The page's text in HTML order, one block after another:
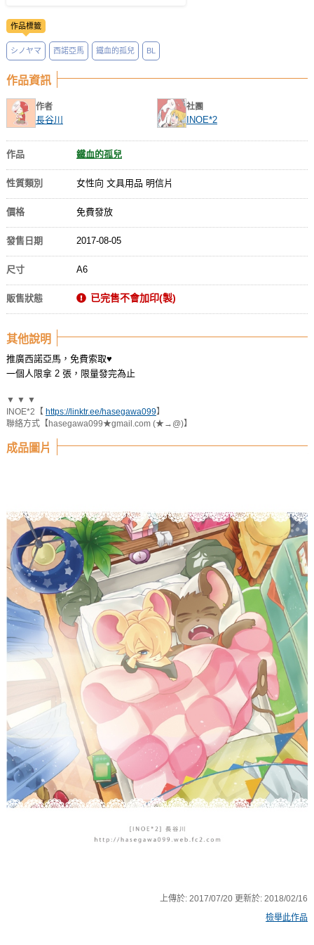
作品標籤
シノヤマ 西諾亞馬 鐵血的孤兒 BL
作品資訊
作者
長谷川
社團
INOE*2
作品 鐵血的孤兒
性質類別 女性向 文具用品 明信片
價格 免費發放
發售日期 2017-08-05
尺寸 A6
販售狀態 已完售不會加印(製)
其他說明
推廣西諾亞馬，免費索取♥
一個人限拿 2 張，限量發完為止
▼ ▼ ▼
INOE*2【 https://linktr.ee/hasegawa099】
聯絡方式【hasegawa099★gmail.com (★→@)】
成品圖片
上傳於:2017/07/20 更新於:2018/02/16
檢舉此作品